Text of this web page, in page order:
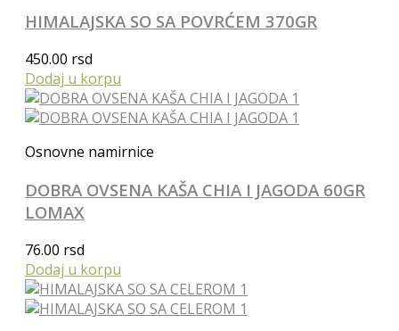
HIMALAJSKA SO SA POVRĆEM 370GR
450.00 rsd
Dodaj u korpu
Osnovne namirnice
DOBRA OVSENA KAŠA CHIA I JAGODA 60GR
LOMAX
76.00 rsd
Dodaj u korpu